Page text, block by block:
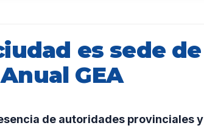
es sede de
GEA
de autoridades provinciales